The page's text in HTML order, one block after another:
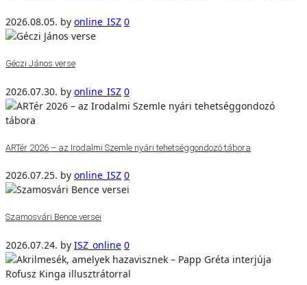
2026.08.05. by online_ISZ 0
Géczi János verse
2026.07.30. by online_ISZ 0
ARTér 2026 – az Irodalmi Szemle nyári tehetséggondozó tábora
2026.07.25. by online_ISZ 0
Szamosvári Bence versei
2026.07.24. by ISZ_online 0